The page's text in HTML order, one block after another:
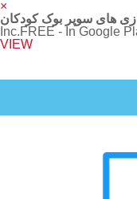
×
های سوپر بوک کودکان
Inc.FREE - In Google
VIEW